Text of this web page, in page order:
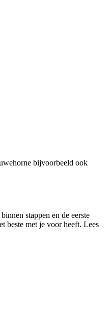
bijvoorbeeld ook
stappen en de eerste
beste met je voor heeft. Lees